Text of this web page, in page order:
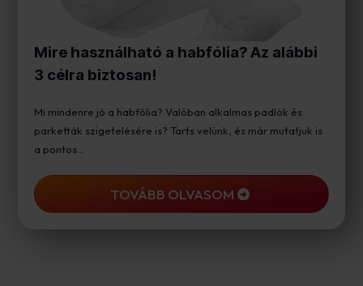
Mire használható a habfólia? Az alábbi
3 célra biztosan!
Mi mindenre jó a habfólia? Valóban alkalmas padlók és
parketták szigetelésére is? Tarts velünk, és már mutatjuk is
a pontos…
TOVÁBB OLVASOM